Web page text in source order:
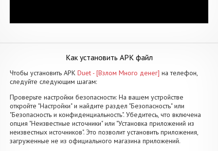
Как установить APK файл
Чтобы установить APK Duet - [Взлом Много денег] на телефон,
следуйте следующим шагам:
Проверьте настройки безопасности: На вашем устройстве
откройте "Настройки" и найдите раздел "Безопасность" или
"Безопасность и конфиденциальность". Убедитесь, что включена
опция "Неизвестные источники" или "Установка приложений из
неизвестных источников". Это позволит установить приложения,
загруженные не из официального магазина приложений.